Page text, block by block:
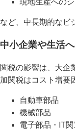
現地生産への
など、中長期的なビ
中小企業や生活
関税の影響は、大企
加関税はコスト増要
自動車部品
機械部品
電子部品・IT